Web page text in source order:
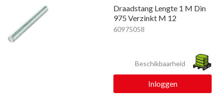
Draadstang Lengte 1 M Din
975 Verzinkt M 12
60975058
Beschikbaarheid
Inloggen